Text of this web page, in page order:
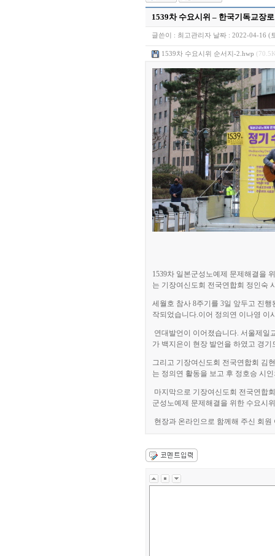
1539차 수요시위 – 한국기독교장
글쓴이 : 최고관리자 날짜 : 2022-04-16 (
1539차 수요시위 순서지-2.hwp
1539차 일본군성노예제 문제해결을
는 기장여신도회 전국연합회 정인숙
세월호 참사 8주기를 3일 앞두고 진
작되었습니다.이어 정의연 이나영 이
연대발언이 이어졌습니다. 서울제일
가 백지은이 현장 발언을 하였고 경
그리고 기장여신도회 전국연합회 김
는 정의연 활동을 보고 후 정호승 시
마지막으로 기장여신도회 전국연합
군성노예제 문제해결을 위한 수요시
현장과 온라인으로 함께해 주신 회원